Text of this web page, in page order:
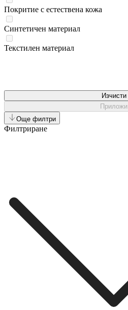
Покритие с естествена кожа
Синтетичен материал
Текстилен материал
Изчисти
Приложи
Още филтри
Филтриране